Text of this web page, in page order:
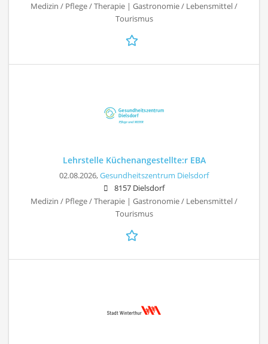
Medizin / Pflege / Therapie | Gastronomie / Lebensmittel /
Tourismus
Lehrstelle Küchenangestellte:r EBA
02.08.2026,Gesundheitszentrum Dielsdorf
8157 Dielsdorf
Medizin / Pflege / Therapie | Gastronomie / Lebensmittel /
Tourismus